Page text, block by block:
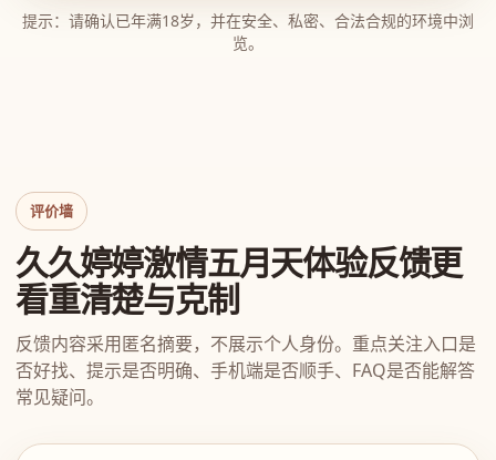
提示：请确认已年满18岁，并在安全、私密、合法合规的环境中浏
览。
评价墙
久久婷婷激情五月天体验反馈更
看重清楚与克制
反馈内容采用匿名摘要，不展示个人身份。重点关注入口是
否好找、提示是否明确、手机端是否顺手、FAQ是否能解答
常见疑问。